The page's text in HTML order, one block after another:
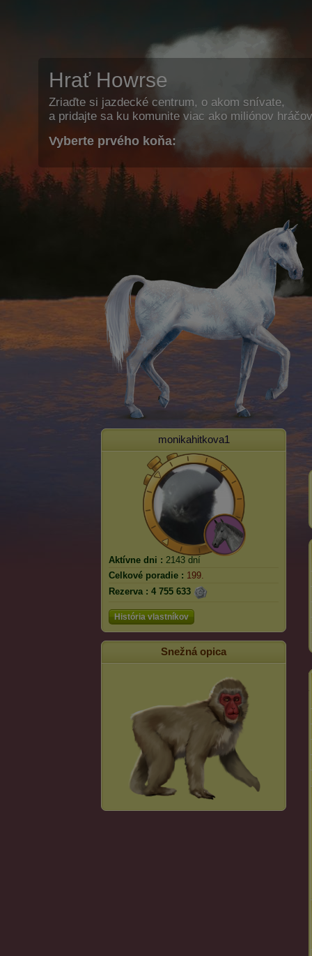
Hrať Howrse
Zriaďte si jazdecké centrum, o akom snívate,
a pridajte sa ku komunite viac ako miliónov
Vyberte prvého koňa:
monikahitkova1
Aktívne dni : 2143 dní
Celkové poradie : 199.
Rezerva : 4 755 633
História vlastníkov
Snežná opica